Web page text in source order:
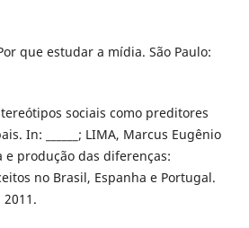
que estudar a mídia. São Paulo:
sociais como preditores
In: ______; LIMA, Marcus Eugênio
produção das diferenças:
no Brasil, Espanha e Portugal.